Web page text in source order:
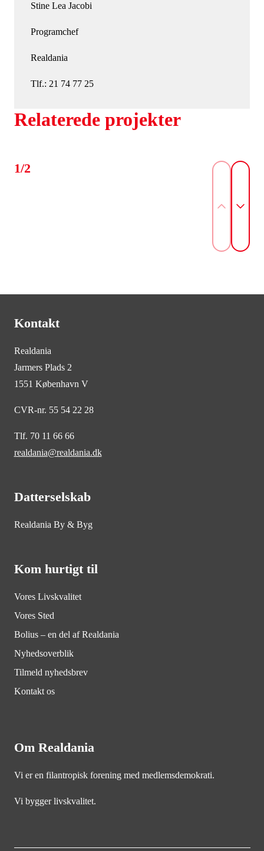
Stine Lea Jacobi
Programchef
Realdania
Tlf.: 21 74 77 25
Relaterede projekter
1/2
Kontakt
Realdania
Jarmers Plads 2
1551 København V
CVR-nr. 55 54 22 28
Tlf. 70 11 66 66
realdania@realdania.dk
Datterselskab
Realdania By & Byg
Kom hurtigt til
Vores Livskvalitet
Vores Sted
Bolius – en del af Realdania
Nyhedsoverblik
Tilmeld nyhedsbrev
Kontakt os
Om Realdania
Vi er en filantropisk forening med medlemsdemokrati.
Vi bygger livskvalitet.